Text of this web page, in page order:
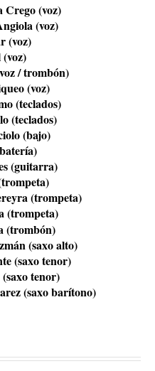
(voz)
(voz)
(voz)
/ trombón)
(voz)
(teclados)
(teclados)
(bajo)
(guitarra)
(trompeta)
(trompeta)
(trombón)
(saxo alto)
(saxo tenor)
tenor)
(saxo barítono)